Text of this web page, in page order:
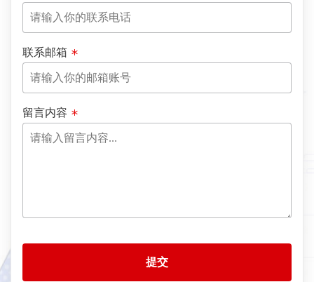
联系邮箱
留言内容
提交